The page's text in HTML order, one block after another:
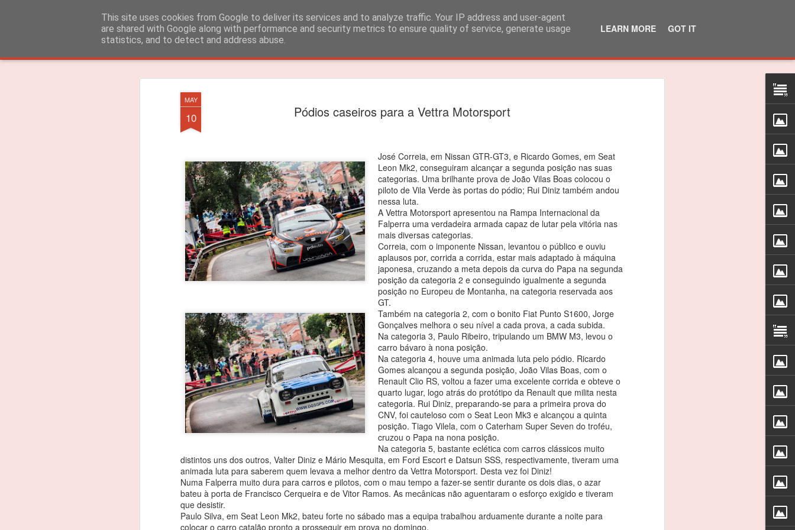
MAY
10 Pódios caseiros para a Vettra Motorsport
José Correia, em Nissan GTR-GT3, e Ricardo Gomes, em Seat
Leon Mk2, conseguiram alcançar a segunda posição nas suas
categorias. Uma brilhante prova de João Vilas Boas colocou o
piloto de Vila Verde às portas do pódio; Rui Diniz também andou
nessa luta.
A Vettra Motorsport apresentou na Rampa Internacional da
Falperra uma verdadeira armada capaz de lutar pela vitória nas
mais diversas categorias.
Correia, com o imponente Nissan, levantou o público e ouviu
aplausos por, corrida a corrida, estar mais adaptado à máquina
japonesa, cruzando a meta depois da curva do Papa na segunda
posição da categoria 2 e conseguindo igualmente a segunda
posição no Europeu de Montanha, na categoria reservada aos
GT.
Também na categoria 2, com o bonito Fiat Punto S1600, Jorge
Gonçalves melhora o seu nível a cada prova, a cada subida.
Na categoria 3, Paulo Ribeiro, tripulando um BMW M3, levou o
carro bávaro à nona posição.
Na categoria 4, houve uma animada luta pelo pódio. Ricardo
Gomes alcançou a segunda posição, João Vilas Boas, com o
Renault Clio RS, voltou a fazer uma excelente corrida e obteve o
quarto lugar, logo atrás do protótipo da Renault que milita nesta
categoria. Rui Diniz, preparando-se para a primeira prova do
CNV, foi cauteloso com o Seat Leon Mk3 e alcançou a quinta
posição. Tiago Vilela, com o Caterham Super Seven do troféu,
cruzou o Papa na nona posição.
Na categoria 5, bastante eclética com carros clássicos muito
distintos uns dos outros, Valter Diniz e Mário Mesquita, em Ford Escort e Datsun SSS, respectivamente, tiveram uma
animada luta para saberem quem levava a melhor dentro da Vettra Motorsport. Desta vez foi Diniz!
Numa Falperra muito dura para carros e pilotos, com o mau tempo a fazer-se sentir durante os dois dias, o azar
bateu à porta de Francisco Cerqueira e de Vitor Ramos. As mecânicas não aguentaram o esforço exigido e tiveram
que desistir.
Paulo Silva, em Seat Leon Mk2, bateu forte no sábado mas a equipa trabalhou arduamente durante a noite para
colocar o carro catalão pronto a prosseguir em prova no domingo.
This site uses cookies from Google to deliver its services and to analyze traffic. Your IP address and user-agent
are shared with Google along with performance and security metrics to ensure quality of service, generate usage
statistics, and to detect and address abuse.
LEARN MORE GOT IT
ROADGALAXY - Media Center
3
título dos 310R
O segundo lugar nas 4 corridas do Caterham Festival foi suficiente
João Rebelo Martins vence o Troféu 310R da Caterham Motorsport
Iberian.
Depois das vitorias em Portimão, Jarama e Zandvoort, as
segundas posições alcançadas nas 4 corridas do Estoril foram
suficientes para garantir o ceptro.
“Estou muito feliz! Apesar das vitórias, foi um ano difícil e quero
agradecer o apoio de todos os meus patrocinadores, à CRM e, em
especial, à minha família que esteve este fim-de-semana comigo”.
Começou por dizer o piloto.
Foi debaixo de intensa chuva que se iniciou este fim-de-semana,
com o piloto oliveirense a rodar em 13º da geral e em segundo na
classe dos 310 R, atrás do inglês Timothy Steel, no treinos
cronometrados.
João Rebelo Martins
FEB
3
João Rebelo Martins
FEB
3
João Rebelo Martins
com a Douro Stream
by Light Mobie
João Rebelo Martins com a Douro
Stream by Light Mobie
Piloto fez etapa entre Caldas de
Aregos e Porto Antigo
João Rebelo Martins deixou de
lado os motores a gasolina e
aderiu à mobilidade suave, num
FEB
REBELO MARTINS: 3